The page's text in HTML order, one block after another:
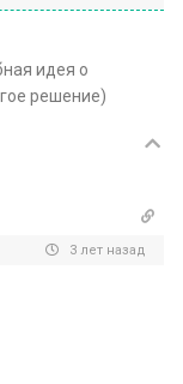
идея о
решение)
3 лет назад